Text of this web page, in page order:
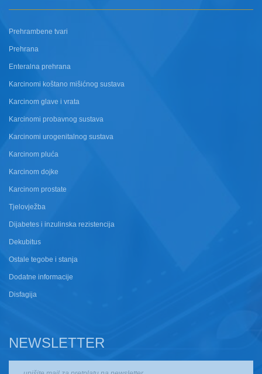
Prehrambene tvari
Prehrana
Enteralna prehrana
Karcinomi koštano mišićnog sustava
Karcinom glave i vrata
Karcinomi probavnog sustava
Karcinomi urogenitalnog sustava
Karcinom pluća
Karcinom dojke
Karcinom prostate
Tjelovježba
Dijabetes i inzulinska rezistencija
Dekubitus
Ostale tegobe i stanja
Dodatne informacije
Disfagija
NEWSLETTER